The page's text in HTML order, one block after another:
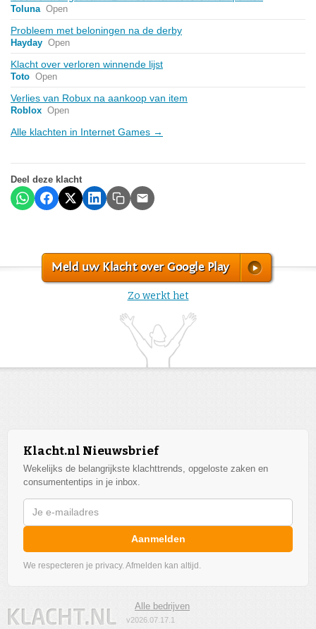
Toluna Open
Probleem met beloningen na de derby
Hayday Open
Klacht over verloren winnende lijst
Toto Open
Verlies van Robux na aankoop van item
Roblox Open
Alle klachten in Internet Games →
Deel deze klacht
Meld uw Klacht over Google Play
Zo werkt het
Klacht.nl Nieuwsbrief
Wekelijks de belangrijkste klachttrends, opgeloste zaken en
consumententips in je inbox.
Aanmelden
We respecteren je privacy. Afmelden kan altijd.
Alle bedrijven
v2026.07.17.1